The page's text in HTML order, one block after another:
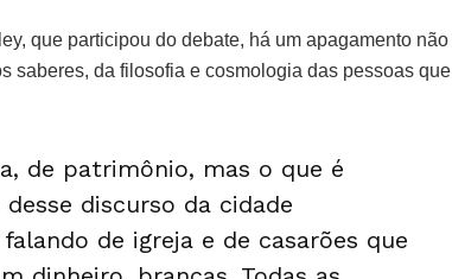
que participou do debate, há um apagamento não
saberes, da filosofia e cosmologia das pessoas que
de patrimônio, mas o que é
discurso da cidade
de igreja e de casarões que